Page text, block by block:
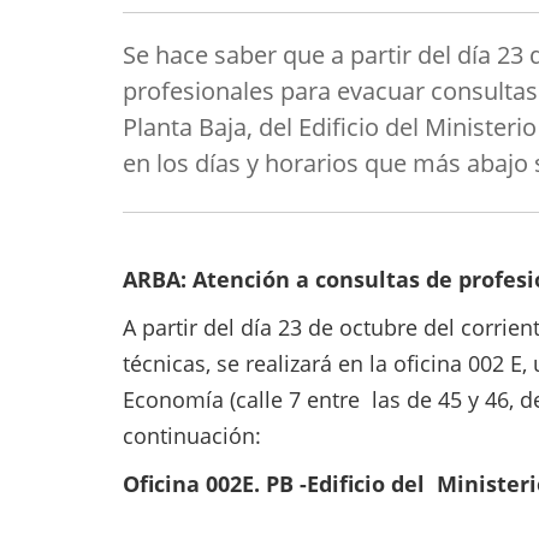
Se hace saber que a partir del día
profesionales para evacuar
Planta Baja, del Edificio del
en los días y horarios que más abajo
ARBA: Atención a consultas de
A partir del día 23 de octubre del
técnicas, se realizará en la oficina 002
Economía (calle 7 entre las de 45 y 46,
continuación:
Oficina 002E. PB -Edificio del